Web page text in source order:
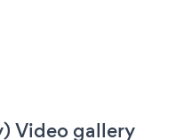
Video gallery